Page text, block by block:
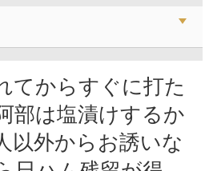
てからすぐに打た
部は塩漬けするか
以外からお誘いな